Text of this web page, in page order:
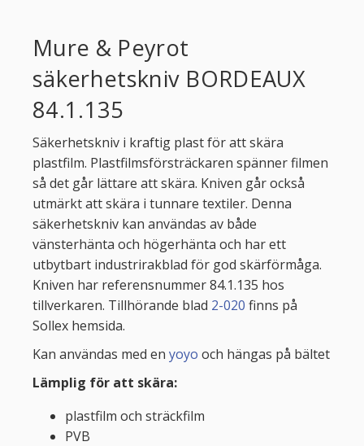
Mure & Peyrot
säkerhetskniv BORDEAUX
84.1.135
Säkerhetskniv i kraftig plast för att skära
plastfilm. Plastfilmsförsträckaren spänner filmen
så det går lättare att skära. Kniven går också
utmärkt att skära i tunnare textiler. Denna
säkerhetskniv kan användas av både
vänsterhänta och högerhänta och har ett
utbytbart industrirakblad för god skärförmåga.
Kniven har referensnummer 84.1.135 hos
tillverkaren. Tillhörande blad 2-020 finns på
Sollex hemsida.
Kan användas med en yoyo och hängas på bältet
Lämplig för att skära:
plastfilm och sträckfilm
PVB